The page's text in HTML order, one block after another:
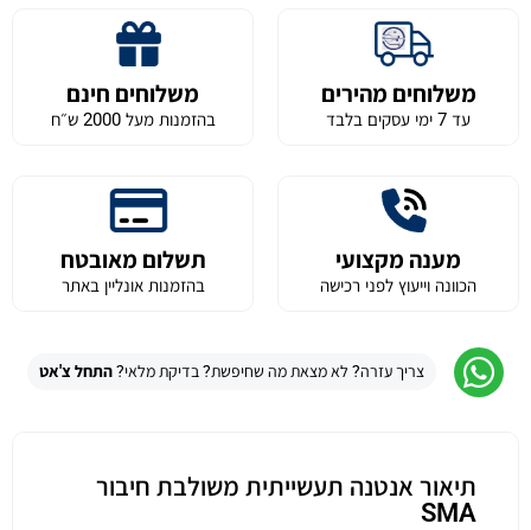
משלוחים מהירים
עד 7 ימי עסקים בלבד
משלוחים חינם
בהזמנות מעל 2000 ש״ח
מענה מקצועי
הכוונה וייעוץ לפני רכישה
תשלום מאובטח
בהזמנות אונליין באתר
צריך עזרה? לא מצאת מה שחיפשת? בדיקת מלאי?התחל צ'אט
תיאור אנטנה תעשייתית משולבת חיבור
SMA